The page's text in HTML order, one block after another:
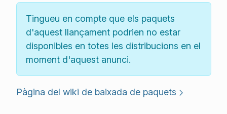
Tingueu en compte que els paquets
d'aquest llançament podrien no estar
disponibles en totes les distribucions en el
moment d'aquest anunci.
Pàgina del wiki de baixada de paquets